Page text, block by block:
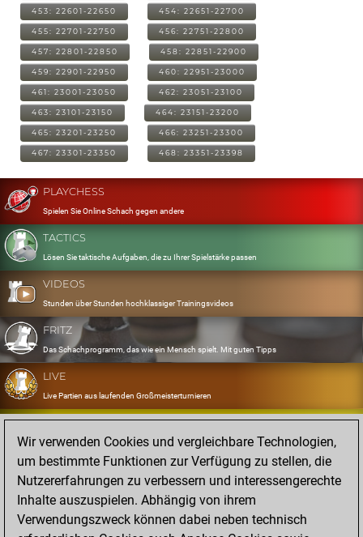
453: 22601-22650 454: 22651-22700
455: 22701-22750 456: 22751-22800
457: 22801-22850 458: 22851-22900
459: 22901-22950 460: 22951-23000
461: 23001-23050 462: 23051-23100
463: 23101-23150 464: 23151-23200
465: 23201-23250 466: 23251-23300
467: 23301-23350 468: 23351-23398
PLAYCHESS
Spielen Sie Online Schach gegen andere
TACTICS
Lösen Sie taktische Aufgaben, die zu Ihrer Spielstärke passen
VIDEOS
Stunden über Stunden hochklassiger Trainingsvideos
FRITZ
Das Schachprogramm, das wie ein Mensch spielt. Mit guten Tipps
LIVE
Live Partien aus laufenden Großmeisterturnieren
OPENINGS
Erfassen und Üben Sie Ihr Eröffnungsrepertoire
DATABASE
Acht Millionen starke Partien
MYGAMES
Speichern und analysieren Sie eigene Partien in der Cloud
Wir verwenden Cookies und vergleichbare Technologien,
um bestimmte Funktionen zur Verfügung zu stellen, die
Nutzererfahrungen zu verbessern und interessengerechte
Inhalte auszuspielen. Abhängig von ihrem
Verwendungszweck können dabei neben technisch